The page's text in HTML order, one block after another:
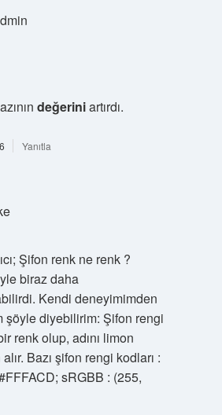
değeriniartırdı.
Yanıtla
Şifon renk ne renk ?
biraz daha
Kendi deneyimimden
şöyle diyebilirim: Şifon rengi
renk olup, adını limon
Bazı şifon rengi kodları :
sRGBB : (255,